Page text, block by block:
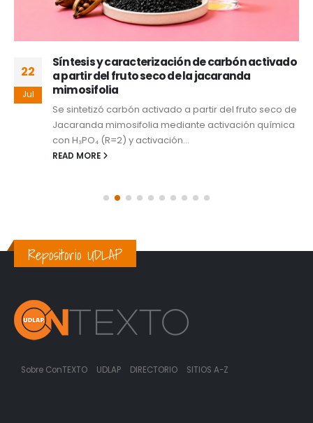
22
Jul
Síntesis y caracterización de carbón activado
a partir del fruto seco de la jacaranda
mimosifolia
Se sintetizó carbón activado a partir del fruto seco de
Jacaranda mimosifolia mediante activación química
con H₃PO₄ (R=2) y activación...
READ MORE
Repositorio UDLAP
Sobre ConTEXTO UDLAP DIRECTORIO SITIOS A-Z